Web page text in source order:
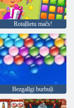
Rotaļlietu mačs!
Bezgalīgi burbuļi